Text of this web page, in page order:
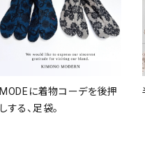
MODEに着物コーデを後押
しする、足袋。